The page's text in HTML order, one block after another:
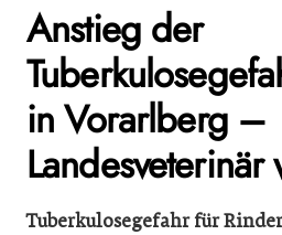
Anstieg der
in Vorarlberg –
Landesveterinär
Tuberkulosegefahr für